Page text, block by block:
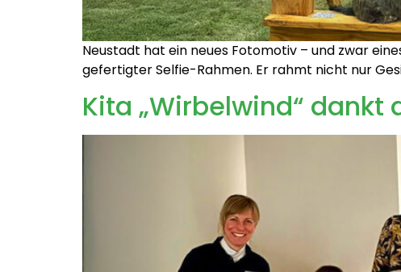
Neustadt hat ein neues Fotomotiv – und zwar
gefertigter Selfie-Rahmen. Er rahmt nicht nur
Kita „Wirbelwind“